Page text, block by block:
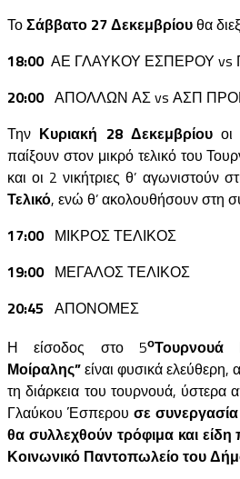
ΤοΣάββατο 27 Δεκεμβρίουθα
18:00ΑΕ ΓΛΑΥΚΟΥ ΕΣΠΕΡΟΥ vs
20:00 ΑΠΟΛΛΩΝ ΑΣ vs ΑΣΠ
Την Κυριακή 28 Δεκεμβρίου
παίξουν στον μικρό τελικό του
και οι 2 νικήτριες θ’ αγωνιστούν
Τελικό, ενώ θ’ ακολουθήσουν στη
17:00 ΜΙΚΡΟΣ ΤΕΛΙΚΟΣ
19:00 ΜΕΓΑΛΟΣ ΤΕΛΙΚΟΣ
20:45 ΑΠΟΝΟΜΕΣ
Η είσοδος στο 5οΤουρνουά
Μοίραλης”είναι φυσικά ελεύθερη,
τη διάρκεια του τουρνουά,
Γλαύκου Έσπερου σε
θα συλλεχθούν τρόφιμα και
Κοινωνικό Παντοπωλείο του